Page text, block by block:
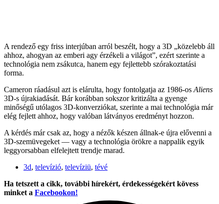
A rendező egy friss interjúban arról beszélt, hogy a 3D „közelebb áll
ahhoz, ahogyan az emberi agy érzékeli a világot”, ezért szerinte a
technológia nem zsákutca, hanem egy fejlettebb szórakoztatási
forma.
Cameron ráadásul azt is elárulta, hogy fontolgatja az 1986-os Aliens
3D-s újrakiadását. Bár korábban sokszor kritizálta a gyenge
minőségű utólagos 3D-konverziókat, szerinte a mai technológia már
elég fejlett ahhoz, hogy valóban látványos eredményt hozzon.
A kérdés már csak az, hogy a nézők készen állnak-e újra elővenni a
3D-szemüvegeket — vagy a technológia örökre a nappalik egyik
leggyorsabban elfelejtett trendje marad.
3d, televízió, televíziü, tévé
Ha tetszett a cikk, további hírekért, érdekességekért kövess
minket a Facebookon!